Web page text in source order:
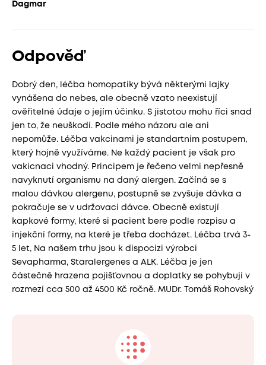
Dagmar
Odpověď
Dobrý den, léčba homopatiky bývá některými lajky
vynášena do nebes, ale obecně vzato neexistují
ověřitelné údaje o jejím účinku. S jistotou mohu říci snad
jen to, že neuškodí. Podle mého názoru ale ani
nepomůže. Léčba vakcinami je standartním postupem,
který hojně využíváme. Ne každý pacient je však pro
vakicnaci vhodný. Principem je řečeno velmi nepřesně
navyknutí organismu na daný alergen. Začíná se s
malou dávkou alergenu, postupně se zvyšuje dávka a
pokračuje se v udržovací dávce. Obecně existují
kapkové formy, které si pacient bere podle rozpisu a
injekční formy, na které je třeba docházet. Léčba trvá 3-
5 let, Na našem trhu jsou k dispocizi výrobci
Sevapharma, Staralergenes a ALK. Léčba je jen
částečně hrazena pojišťovnou a doplatky se pohybují v
rozmezí cca 500 až 4500 Kč ročně. MUDr. Tomáš Rohovský